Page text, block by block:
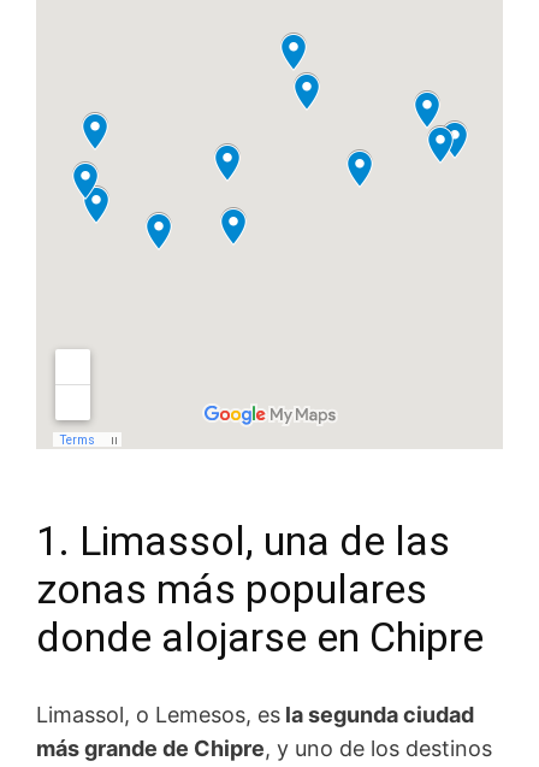
1. Limassol, una de las
zonas más populares
donde alojarse en Chipre
Limassol, o Lemesos, es la segunda ciudad
más grande de Chipre, y uno de los destinos